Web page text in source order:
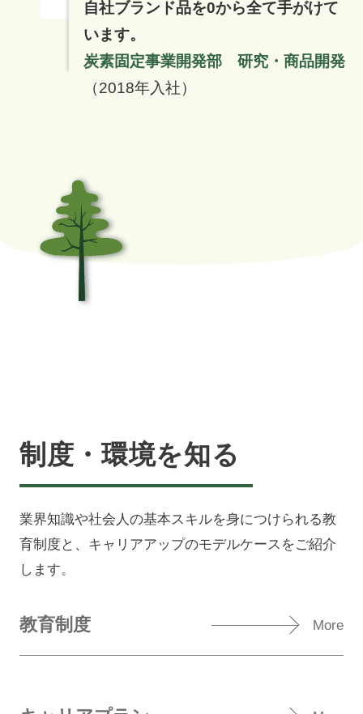
自社ブランド品を0から全て手がけて
います。
炭素固定事業開発部 研究・商品開発
（2018年入社）
制度・環境を知る
業界知識や社会人の基本スキルを身につけられる教
育制度と、キャリアアップのモデルケースをご紹介
します。
教育制度 More